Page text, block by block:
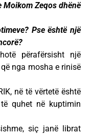
Zeqos dhënë
Pse është një
përafërsisht një
nga mosha e rinisë
në të vërtetë është
quhet në kuptimin
siç janë librat